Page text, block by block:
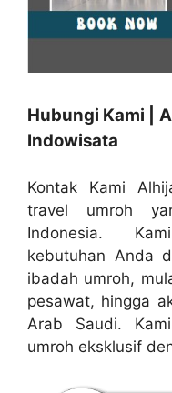
Hubungi Kami |
Indowisata
Kontak Kami
travel umroh
Indonesia.
kebutuhan Anda
ibadah umroh,
pesawat, hingga
Arab Saudi.
umroh eksklusif